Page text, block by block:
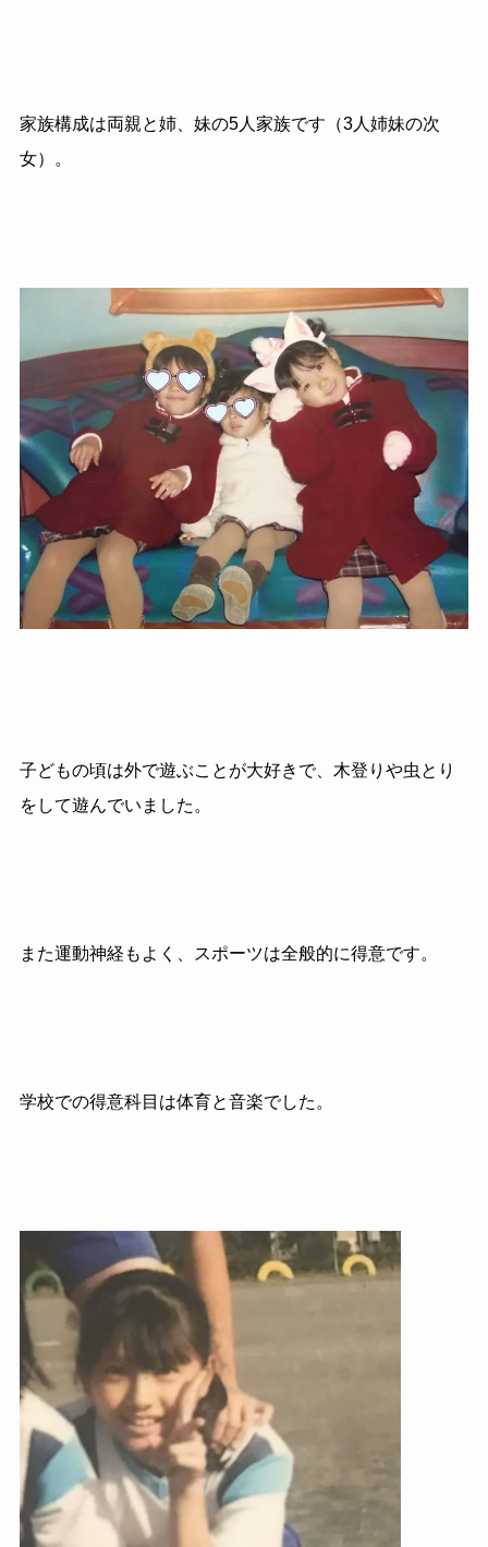
家族構成は両親と姉、妹の5人家族です（3人姉妹の次
女）。
子どもの頃は外で遊ぶことが大好きで、木登りや虫とり
をして遊んでいました。
また運動神経もよく、スポーツは全般的に得意です。
学校での得意科目は体育と音楽でした。